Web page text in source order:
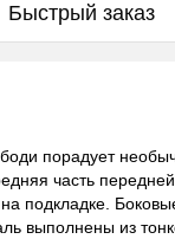
Быстрый заказ
порадует
часть
подкладке.
выполнены из